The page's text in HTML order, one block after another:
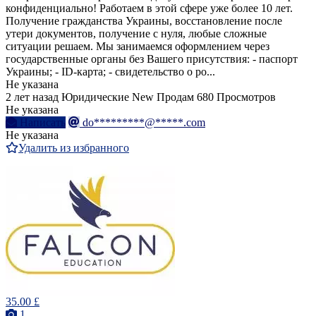
конфиденциально! Работаем в этой сфере уже более 10 лет.
Получение гражданства Украины, восстановление после
утери документов, получение с нуля, любые сложные
ситуации решаем. Мы занимаемся оформлением через
государственные органы без Вашего присутствия: - паспорт
Украины; - ID-карта; - свидетельство о ро...
Не указана
2 лет назад Юридические New Продам 680 Просмотров
Не указана
Написать
do*********@*****.com
Не указана
Удалить из избранного
35.00 £